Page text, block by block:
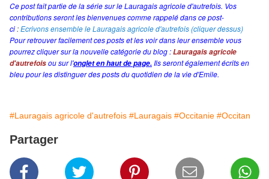
Ce post fait partie de la série sur le Lauragais agricole d'autrefois. Vos
contributions seront les bienvenues comme rappelé dans ce post-
ci :Ecrivons ensemble le Lauragais agricole d'autrefois (cliquer dessus)
Pour retrouver facilement ces posts et les voir dans leur ensemble vous
pourrez cliquer sur la nouvelle catégorie du blog :Lauragais agricole
d'autrefoisou sur l'onglet en haut de page.Ils seront également écrits en
bleu pour les distinguer des posts du quotidien de la vie d'Emile.
#Lauragais agricole d'autrefois #Lauragais #Occitanie #Occitan
Partager